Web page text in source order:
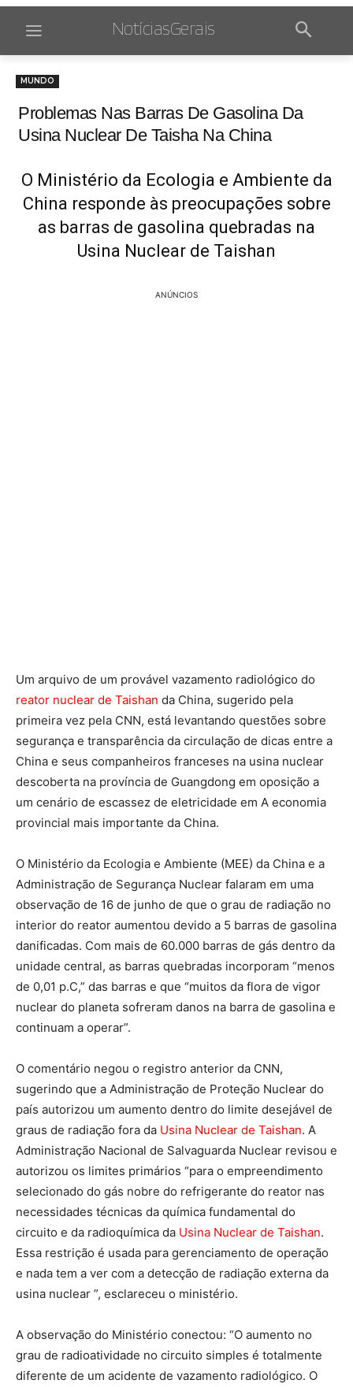
NotíciasGerais
MUNDO
Problemas Nas Barras De Gasolina Da
Usina Nuclear De Taisha Na China
O Ministério da Ecologia e Ambiente da
China responde às preocupações sobre
as barras de gasolina quebradas na
Usina Nuclear de Taishan
ANÚNCIOS
Um arquivo de um provável vazamento radiológico do
reator nuclear de Taishan da China, sugerido pela
primeira vez pela CNN, está levantando questões sobre
segurança e transparência da circulação de dicas entre a
China e seus companheiros franceses na usina nuclear
descoberta na província de Guangdong em oposição a
um cenário de escassez de eletricidade em A economia
provincial mais importante da China.
O Ministério da Ecologia e Ambiente (MEE) da China e a
Administração de Segurança Nuclear falaram em uma
observação de 16 de junho de que o grau de radiação no
interior do reator aumentou devido a 5 barras de gasolina
danificadas. Com mais de 60.000 barras de gás dentro da
unidade central, as barras quebradas incorporam “menos
de 0,01 p.C,” das barras e que “muitos da flora de vigor
nuclear do planeta sofreram danos na barra de gasolina e
continuam a operar”.
O comentário negou o registro anterior da CNN,
sugerindo que a Administração de Proteção Nuclear do
país autorizou um aumento dentro do limite desejável de
graus de radiação fora da Usina Nuclear de Taishan. A
Administração Nacional de Salvaguarda Nuclear revisou e
autorizou os limites primários “para o empreendimento
selecionado do gás nobre do refrigerante do reator nas
necessidades técnicas da química fundamental do
circuito e da radioquímica da Usina Nuclear de Taishan.
Essa restrição é usada para gerenciamento de operação
e nada tem a ver com a detecção de radiação externa da
usina nuclear ”, esclareceu o ministério.
A observação do Ministério conectou: “O aumento no
grau de radioatividade no circuito simples é totalmente
diferente de um acidente de vazamento radiológico. O